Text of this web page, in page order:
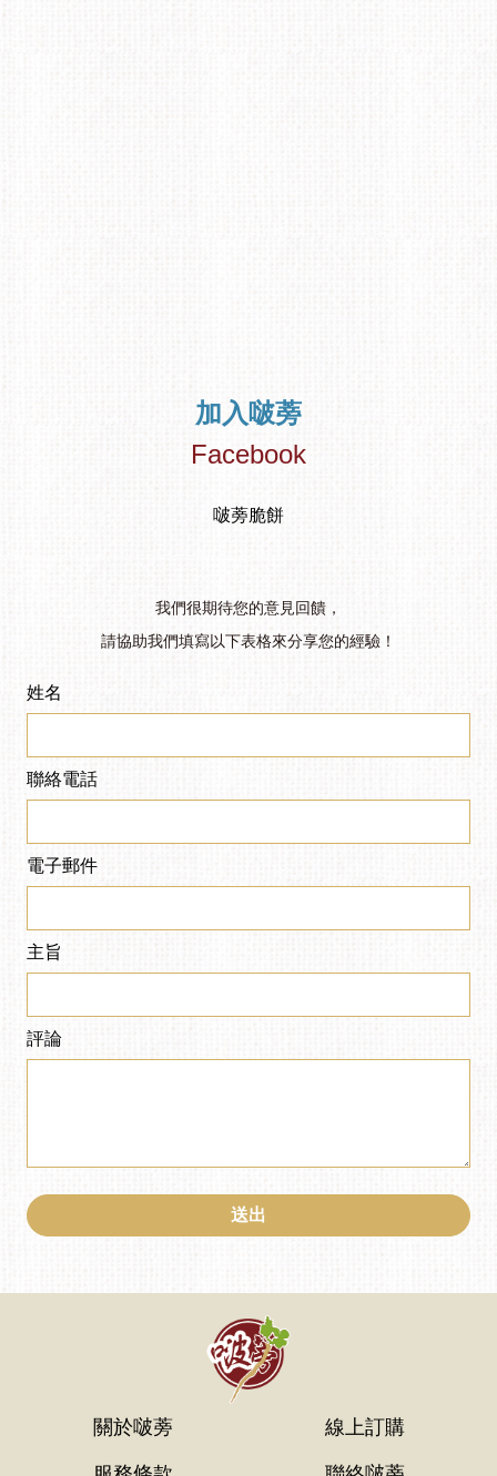
加入啵蒡
Facebook
啵蒡脆餅
我們很期待您的意見回饋，
請協助我們填寫以下表格來分享您的經驗！
姓名
聯絡電話
電子郵件
主旨
評論
送出
關於啵蒡 線上訂購